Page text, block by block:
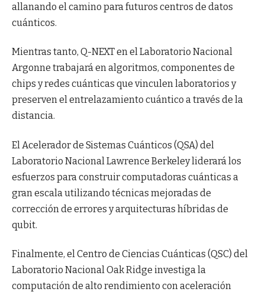
allanando el camino para futuros centros de datos
cuánticos.
Mientras tanto, Q-NEXT en el Laboratorio Nacional
Argonne trabajará en algoritmos, componentes de
chips y redes cuánticas que vinculen laboratorios y
preserven el entrelazamiento cuántico a través de la
distancia.
El Acelerador de Sistemas Cuánticos (QSA) del
Laboratorio Nacional Lawrence Berkeley liderará los
esfuerzos para construir computadoras cuánticas a
gran escala utilizando técnicas mejoradas de
corrección de errores y arquitecturas híbridas de
qubit.
Finalmente, el Centro de Ciencias Cuánticas (QSC) del
Laboratorio Nacional Oak Ridge investiga la
computación de alto rendimiento con aceleración